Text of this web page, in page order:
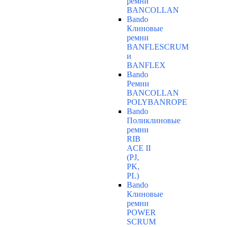
BANCOLLAN
Bando
Клиновые
ремни
BANFLESCRUM
и
BANFLEX
Bando
Ремни
BANCOLLAN
POLYBANROPE
Bando
Поликлиновые
ремни
RIB
ACE II
(PJ,
PK,
PL)
Bando
Клиновые
ремни
POWER
SCRUM